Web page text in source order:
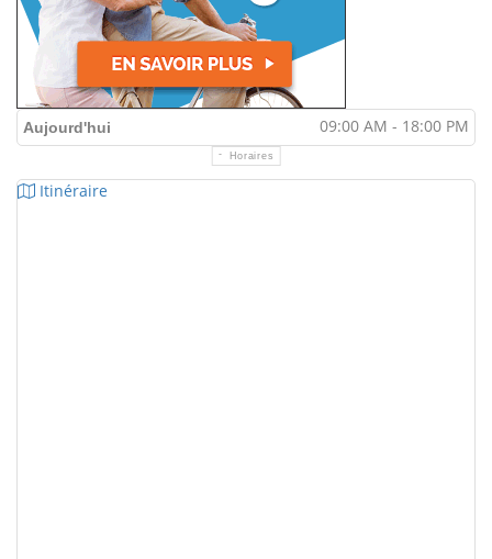
Aujourd'hui 09:00 AM - 18:00 PM
Horaires
Itinéraire